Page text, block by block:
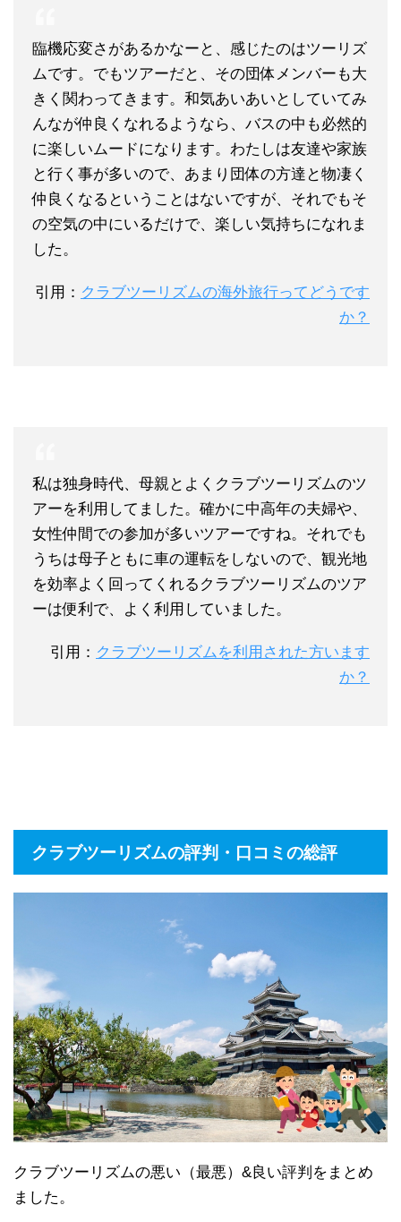
臨機応変さがあるかなーと、感じたのはツーリズ
ムです。でもツアーだと、その団体メンバーも大
きく関わってきます。和気あいあいとしていてみ
んなが仲良くなれるようなら、バスの中も必然的
に楽しいムードになります。わたしは友達や家族
と行く事が多いので、あまり団体の方達と物凄く
仲良くなるということはないですが、それでもそ
の空気の中にいるだけで、楽しい気持ちになれま
した。
引用： クラブツーリズムの海外旅行ってどうです
か？
私は独身時代、母親とよくクラブツーリズムのツ
アーを利用してま した。確かに中高年の夫婦や、
女性仲間での参加が多いツアーですね。それでも
うちは母子ともに車の運転をしないので、観光地
を効率よく回ってくれるクラブツーリズムのツア
ーは便利で、よく利用していました。
引用： クラブツーリズムを利用された方います
か？
クラブツーリズムの評判・口コミの総評
クラブツーリズムの悪い（最悪）&良い評判をまとめ
ました。